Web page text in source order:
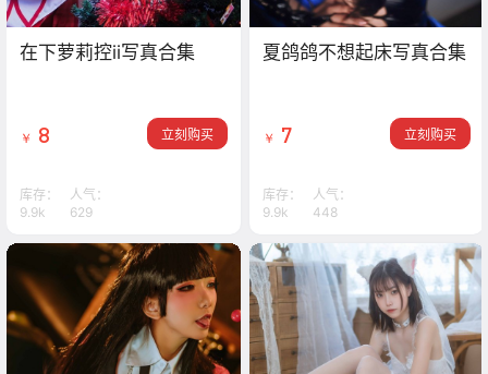
在下萝莉控ii写真合集
￥ 8 立刻购买
库存：
9.9k
人气：
629
夏鸽鸽不想起床写真合集
￥ 7 立刻购买
库存：
9.9k
人气：
448